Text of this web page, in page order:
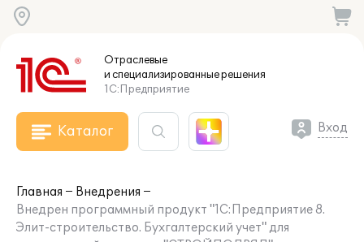
Отраслевые
и специализированныерешения
1С:Предприятие
Каталог Вход
Главная
Внедрения
Внедрен программный продукт "1С:Предприятие 8.
Элит-строительство. Бухгалтерский учет" для